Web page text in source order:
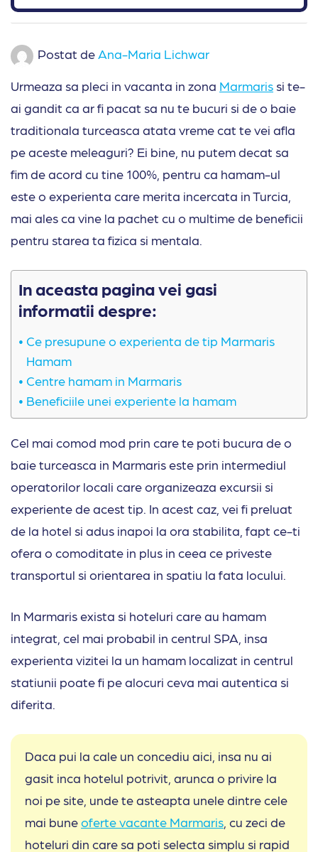
Postat de Ana-Maria Lichwar
Urmeaza sa pleci in vacanta in zona Marmaris si te-
ai gandit ca ar fi pacat sa nu te bucuri si de o baie
traditionala turceasca atata vreme cat te vei afla
pe aceste meleaguri? Ei bine, nu putem decat sa
fim de acord cu tine 100%, pentru ca hamam-ul
este o experienta care merita incercata in Turcia,
mai ales ca vine la pachet cu o multime de beneficii
pentru starea ta fizica si mentala.
In aceasta pagina vei gasi
informatii despre:
Ce presupune o experienta de tip Marmaris
Hamam
Centre hamam in Marmaris
Beneficiile unei experiente la hamam
Cel mai comod mod prin care te poti bucura de o
baie turceasca in Marmaris este prin intermediul
operatorilor locali care organizeaza excursii si
experiente de acest tip. In acest caz, vei fi preluat
de la hotel si adus inapoi la ora stabilita, fapt ce-ti
ofera o comoditate in plus in ceea ce priveste
transportul si orientarea in spatiu la fata locului.
In Marmaris exista si hoteluri care au hamam
integrat, cel mai probabil in centrul SPA, insa
experienta vizitei la un hamam localizat in centrul
statiunii poate fi pe alocuri ceva mai autentica si
diferita.
Daca pui la cale un concediu aici, insa nu ai
gasit inca hotelul potrivit, arunca o privire la
noi pe site, unde te asteapta unele dintre cele
mai buneoferte vacante Marmaris , cu zeci de
hoteluri din care sa poti selecta simplu si rapid